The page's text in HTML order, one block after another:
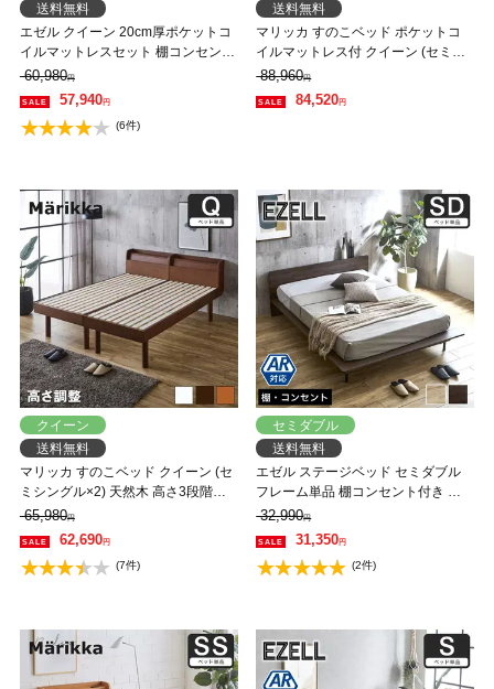
送料無料
エゼル クイーン 20cm厚ポケットコ
イルマットレスセット 棚コンセント
付き 高さ２段階調整 すのこベッド
ステージベッド 脚付きベッド 【大
型家具配送】
60,980円
57,940円
(6件)
送料無料
マリッカ すのこベッド ポケットコ
イルマットレス付 クイーン (セミシ
ングル×2) 木製ベッド 天然木 高さ3
段階調節 棚・コンセント付き ナチ
ュラル ホワイト ブラウン 北欧調
88,960円
84,520円
クイーン
送料無料
マリッカ すのこベッド クイーン (セ
ミシングル×2) 天然木 高さ3段階調
節 棚・コンセント付き ナチュラル
ホワイト ブラウン 北欧調 【フレー
ムのみ】 【大型家具配送】
65,980円
62,690円
(7件)
セミダブル
送料無料
エゼル ステージベッド セミダブル
フレーム単品 棚コンセント付き 高
さ２段階調整 すのこベッド ステー
ジベッド 脚付きベッド 【大型家具
配送】
32,990円
31,350円
(2件)